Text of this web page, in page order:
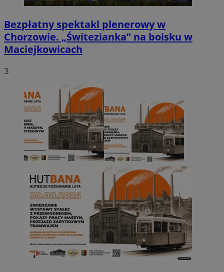
Bezpłatny spektakl plenerowy w
Chorzowie. „Świtezianka” na boisku w
Maciejkowicach
3